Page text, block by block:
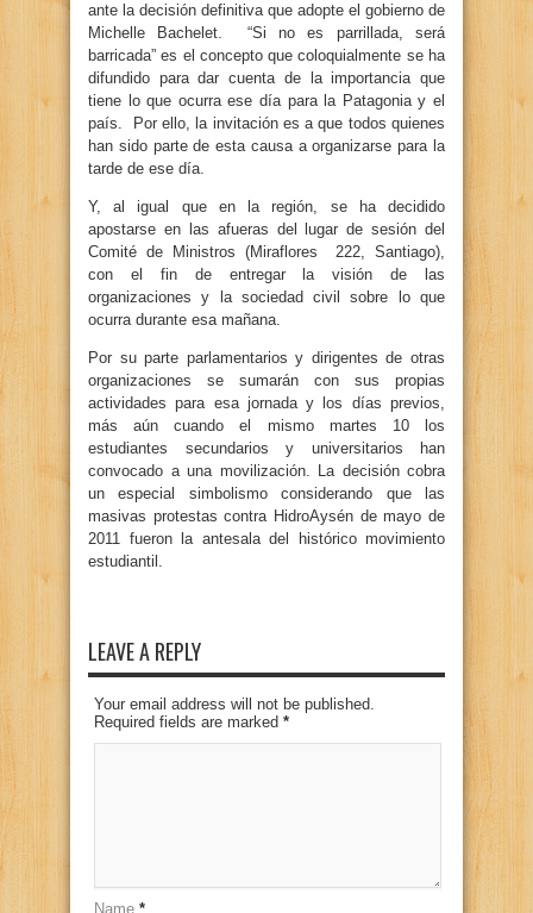
ante la decisión definitiva que adopte el gobierno de
Michelle Bachelet. “Si no es parrillada, será
barricada” es el concepto que coloquialmente se ha
difundido para dar cuenta de la importancia que
tiene lo que ocurra ese día para la Patagonia y el
país. Por ello, la invitación es a que todos quienes
han sido parte de esta causa a organizarse para la
tarde de ese día.
Y, al igual que en la región, se ha decidido
apostarse en las afueras del lugar de sesión del
Comité de Ministros (Miraflores 222, Santiago),
con el fin de entregar la visión de las
organizaciones y la sociedad civil sobre lo que
ocurra durante esa mañana.
Por su parte parlamentarios y dirigentes de otras
organizaciones se sumarán con sus propias
actividades para esa jornada y los días previos,
más aún cuando el mismo martes 10 los
estudiantes secundarios y universitarios han
convocado a una movilización. La decisión cobra
un especial simbolismo considerando que las
masivas protestas contra HidroAysén de mayo de
2011 fueron la antesala del histórico movimiento
estudiantil.
LEAVE A REPLY
Your email address will not be published.
Required fields are marked *
Name *